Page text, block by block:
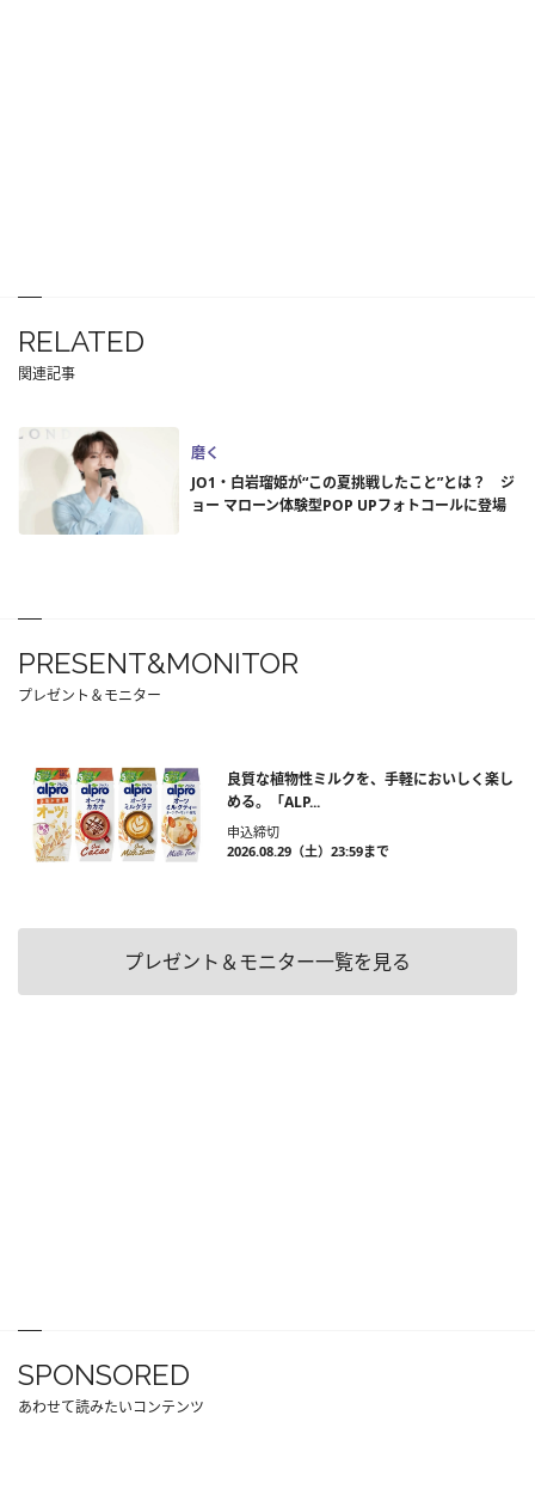
RELATED
関連記事
磨く
JO1・白岩瑠姫が“この夏挑戦したこと”とは？ ジ
ョー マローン体験型POP UPフォトコールに登場
PRESENT&MONITOR
プレゼント＆モニター
良質な植物性ミルクを、手軽においしく楽し
める。「ALP...
申込締切
2026.08.29（土）23:59まで
プレゼント＆モニター一覧を見る
SPONSORED
あわせて読みたいコンテンツ